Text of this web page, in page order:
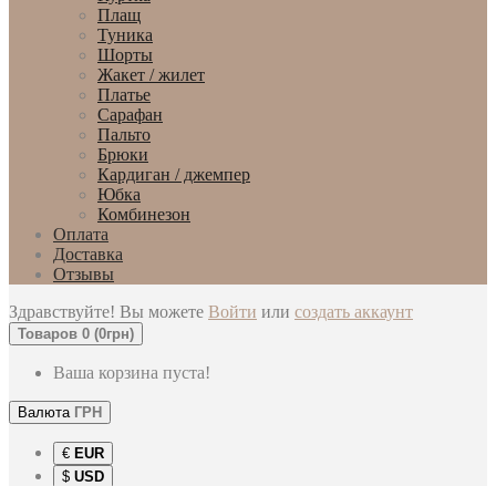
Плащ
Туника
Шорты
Жакет / жилет
Платье
Сарафан
Пальто
Брюки
Кардиган / джемпер
Юбка
Комбинезон
Оплата
Доставка
Отзывы
Здравствуйте! Вы можете Войти или создать аккаунт
Товаров 0 (0грн)
Ваша корзина пуста!
Валюта ГРН
€ EUR
$ USD